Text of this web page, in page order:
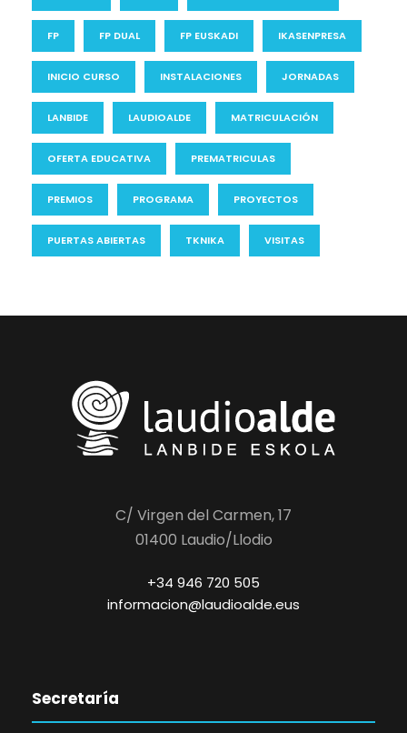
FP FP DUAL FP EUSKADI IKASENPRESA
INICIO CURSO INSTALACIONES JORNADAS
LANBIDE LAUDIOALDE MATRICULACIÓN
OFERTA EDUCATIVA PREMATRICULAS
PREMIOS PROGRAMA PROYECTOS
PUERTAS ABIERTAS TKNIKA VISITAS
C/ Virgen del Carmen, 17
01400 Laudio/Llodio
+34 946 720 505
informacion@laudioalde.eus
Secretaría